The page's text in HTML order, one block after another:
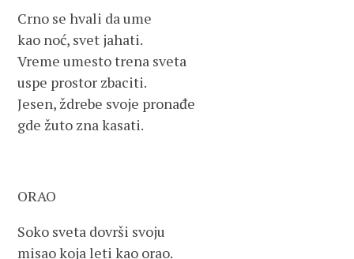
Crno se hvali da ume
kao noć, svet jahati.
Vreme umesto trena sveta
uspe prostor zbaciti.
Jesen, ždrebe svoje pronađe
gde žuto zna kasati.
ORAO
Soko sveta dovrši svoju
misao koja leti kao orao.